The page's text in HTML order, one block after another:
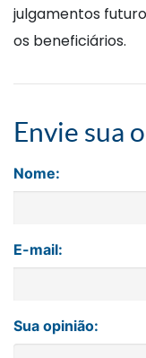
julgamentos
os beneficiários.
Envie sua
Nome:
E-mail:
Sua opinião: